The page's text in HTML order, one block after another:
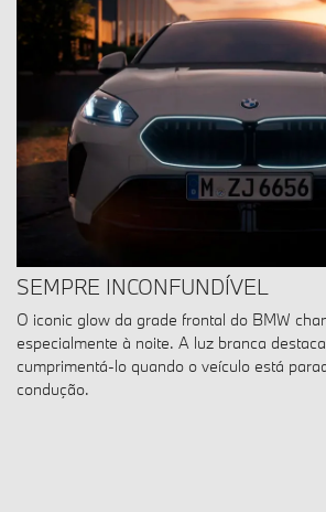
SEMPRE INCONFUNDÍVEL
O iconic glow da grade frontal do BMW
especialmente à noite. A luz branca
cumprimentá-lo quando o veículo está
condução.